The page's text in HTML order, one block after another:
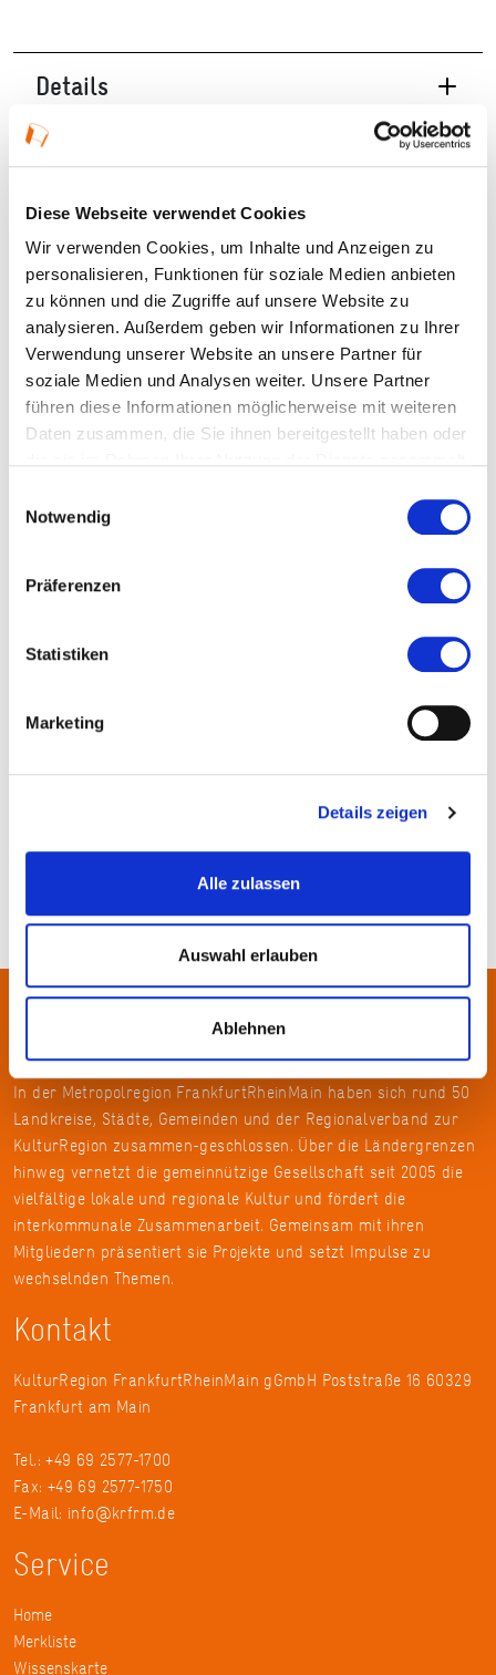
Diese Webseite verwendet Cookies
Wir verwenden Cookies, um Inhalte und Anzeigen zu
personalisieren, Funktionen für soziale Medien anbieten
zu können und die Zugriffe auf unsere Website zu
analysieren. Außerdem geben wir Informationen zu Ihrer
Verwendung unserer Website an unsere Partner für
soziale Medien und Analysen weiter. Unsere Partner
führen diese Informationen möglicherweise mit weiteren
Daten zusammen, die Sie ihnen bereitgestellt haben oder
Notwendig
Präferenzen
Statistiken
Marketing
Details zeigen
Alle zulassen
Auswahl erlauben
Ablehnen
Details
16.12.2026, 11:25 Uhr — 12:40 Uhr in Hanau
Veranstaltungstyp:Vortrag
Kosten und Anmeldung
Ort und Anfahrt
Veranstaltet von
In der Metropolregion FrankfurtRheinMain haben sich rund 50
Landkreise, Städte, Gemeinden und der Regionalverband zur
KulturRegion zusammen-geschlossen. Über die Ländergrenzen
hinweg vernetzt die gemeinnützige Gesellschaft seit 2005 die
vielfältige lokale und regionale Kultur und fördert die
interkommunale Zusammenarbeit. Gemeinsam mit ihren
Mitgliedern präsentiert sie Projekte und setzt Impulse zu
wechselnden Themen.
Kontakt
KulturRegion FrankfurtRheinMain gGmbH Poststraße 16 60329
Frankfurt am Main
Tel.: +49 69 2577-1700
Fax: +49 69 2577-1750
E-Mail: info@krfrm.de
Service
Home
Merkliste
Wissenskarte